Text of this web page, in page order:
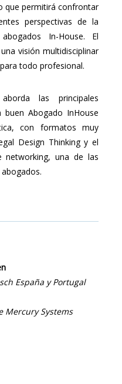
que permitirá confrontar
perspectivas de la
In-House. El
visión multidisciplinar
todo profesional.
las principales
Abogado InHouse
con formatos muy
Design Thinking y el
networking, una de las
España y Portugal
Mercury Systems